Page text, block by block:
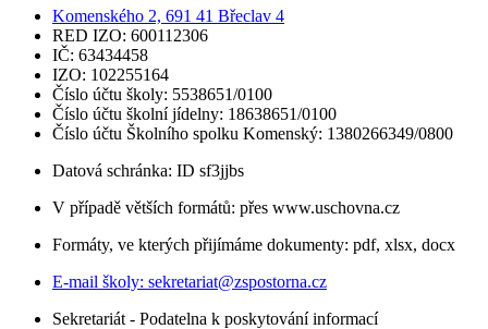
Komenského 2, 691 41 Břeclav 4
RED IZO: 600112306
IČ: 63434458
IZO: 102255164
Číslo účtu školy: 5538651/0100
Číslo účtu školní jídelny: 18638651/0100
Číslo účtu Školního spolku Komenský: 1380266349/0800
Datová schránka: ID sf3jjbs
V případě větších formátů: přes www.uschovna.cz
Formáty, ve kterých přijímáme dokumenty: pdf, xlsx, docx
E-mail školy: sekretariat@zspostorna.cz
Sekretariát - Podatelna k poskytování informací